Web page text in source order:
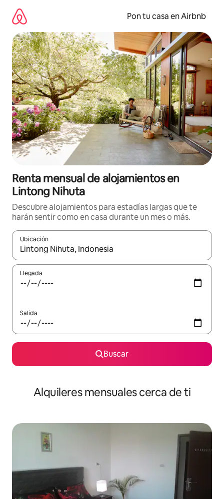
contenido
Pon tu casa en Airbnb
Renta mensual de alojamientos en
Lintong Nihuta
Descubre alojamientos para estadías largas que te
harán sentir como en casa durante un mes o más.
Ubicación
Cuando los resultados estén disponibles, navega con las
Llegada
Salida
Buscar
Alquileres mensuales cerca de ti